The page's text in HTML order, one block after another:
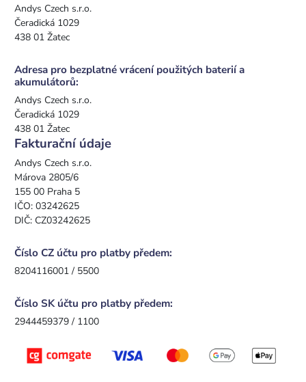
Andys Czech s.r.o.
Čeradická 1029
438 01 Žatec
Adresa pro bezplatné vrácení použitých baterií a
akumulátorů:
Andys Czech s.r.o.
Čeradická 1029
438 01 Žatec
Fakturační údaje
Andys Czech s.r.o.
Márova 2805/6
155 00 Praha 5
IČO: 03242625
DIČ: CZ03242625
Číslo CZ účtu pro platby předem:
8204116001 / 5500
Číslo SK účtu pro platby předem:
2944459379 / 1100